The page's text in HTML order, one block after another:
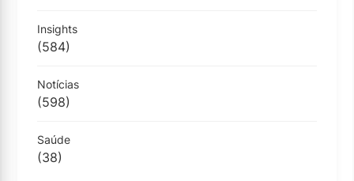
Insights
(584)
Notícias
(598)
Saúde
(38)